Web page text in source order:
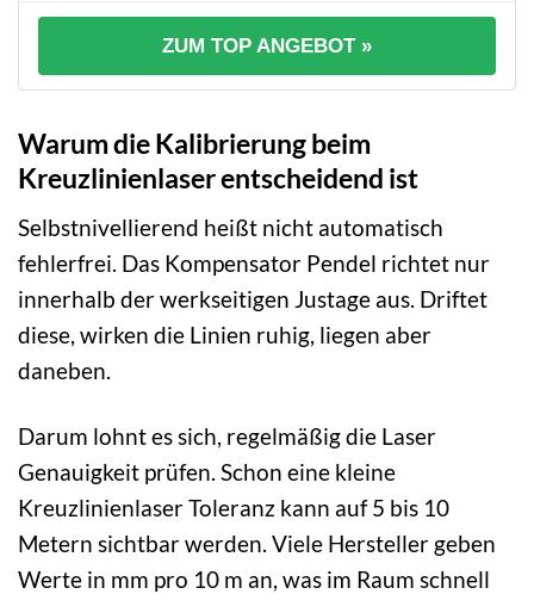
ZUM TOP ANGEBOT »
Warum die Kalibrierung beim
Kreuzlinienlaser entscheidend ist
Selbstnivellierend heißt nicht automatisch
fehlerfrei. Das Kompensator Pendel richtet nur
innerhalb der werkseitigen Justage aus. Driftet
diese, wirken die Linien ruhig, liegen aber
daneben.
Darum lohnt es sich, regelmäßig die Laser
Genauigkeit prüfen. Schon eine kleine
Kreuzlinienlaser Toleranz kann auf 5 bis 10
Metern sichtbar werden. Viele Hersteller geben
Werte in mm pro 10 m an, was im Raum schnell